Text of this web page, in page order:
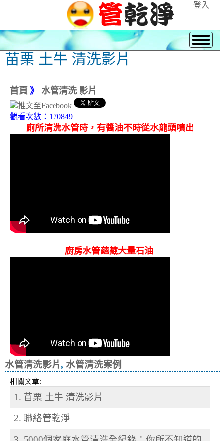
登入
苗栗 土牛 清洗影片
首頁 》 水管清洗 影片
觀看次數：170849
廁所清洗水管時，有醬油不時從水龍頭噴出
廚房水管蘊藏大量石油
水管清洗影片, 水管清洗案例
相關文章:
1. 苗栗 土牛 清洗影片
2. 聯絡管乾淨